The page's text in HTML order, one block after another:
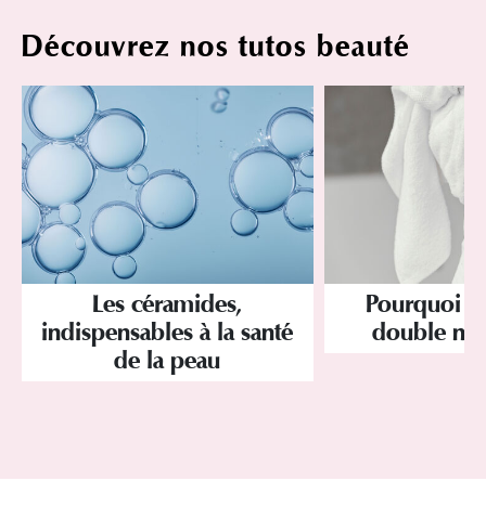
Découvrez nos tutos beauté
Les céramides,
indispensables à la santé
de la peau
Pourquoi
double